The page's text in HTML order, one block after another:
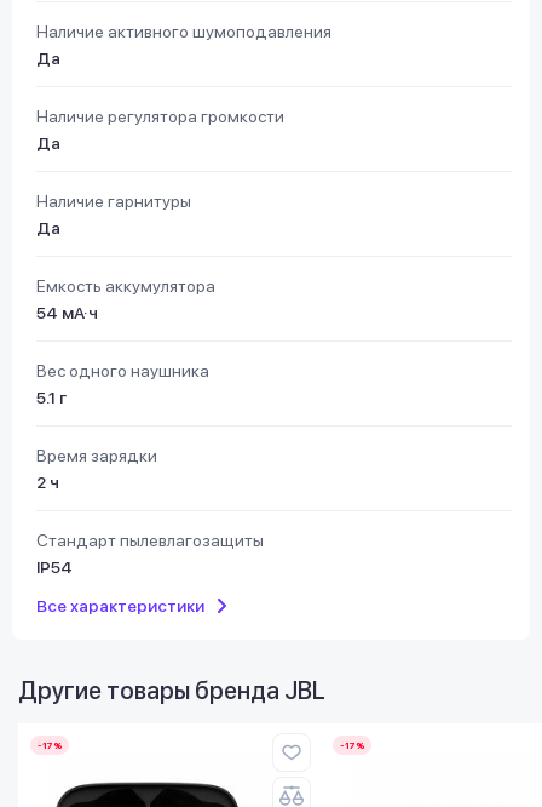
Наличие активного шумоподавления
Да
Наличие регулятора громкости
Да
Наличие гарнитуры
Да
Емкость аккумулятора
54 мА·ч
Вес одного наушника
5.1 г
Время зарядки
2 ч
Стандарт пылевлагозащиты
IP54
Все характеристики
Другие товары бренда JBL
-17% -17%